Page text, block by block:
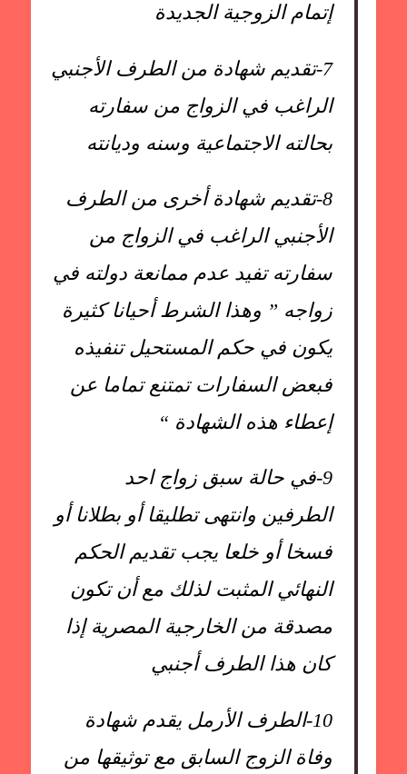
إتمام الزوجية الجديدة
7- تقديم شهادة من الطرف الأجنبي
الراغب في الزواج من سفارته
بحالته الاجتماعية وسنه وديانته
8- تقديم شهادة أخرى من الطرف
الأجنبي الراغب في الزواج من
سفارته تفيد عدم ممانعة دولته في
زواجه ” وهذا الشرط أحيانا كثيرة
يكون في حكم المستحيل تنفيذه
فبعض السفارات تمتنع تماما عن
إعطاء هذه الشهادة “
9- في حالة سبق زواج احد
الطرفين وانتهى تطليقا أو بطلانا أو
فسخا أو خلعا يجب تقديم الحكم
النهائي المثبت لذلك مع أن تكون
مصدقة من الخارجية المصرية إذا
كان هذا الطرف أجنبي
10- الطرف الأرمل يقدم شهادة
وفاة الزوج السابق مع توثيقها من